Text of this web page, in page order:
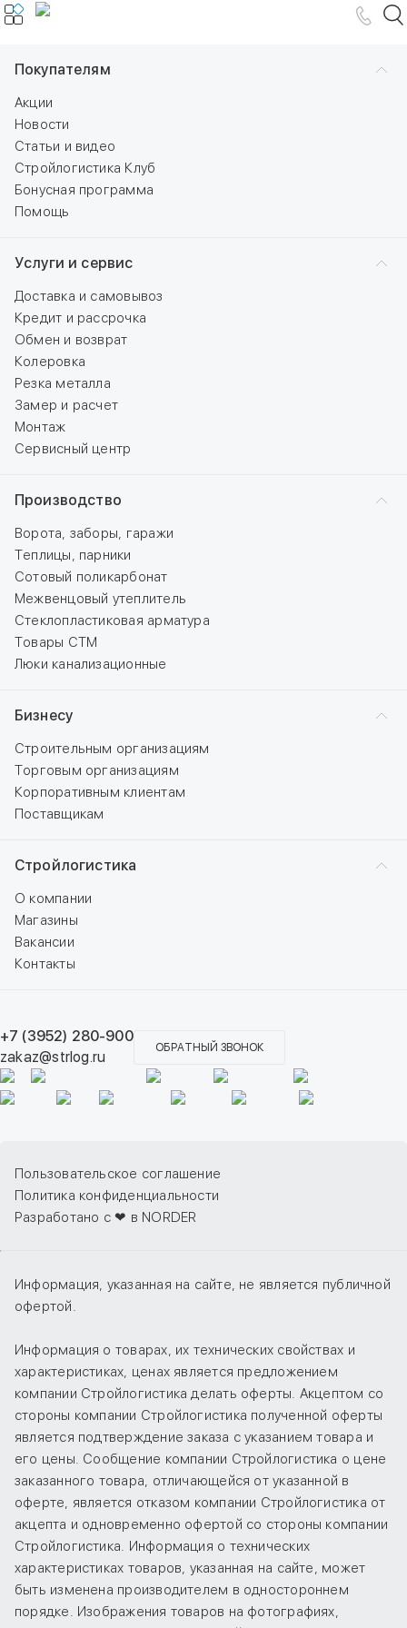
Покупателям
Акции
Новости
Статьи и видео
Стройлогистика Клуб
Бонусная программа
Помощь
Услуги и сервис
Доставка и самовывоз
Кредит и рассрочка
Обмен и возврат
Колеровка
Резка металла
Замер и расчет
Монтаж
Сервисный центр
Производство
Ворота, заборы, гаражи
Теплицы, парники
Сотовый поликарбонат
Межвенцовый утеплитель
Стеклопластиковая арматура
Товары СТМ
Люки канализационные
Бизнесу
Строительным организациям
Торговым организациям
Корпоративным клиентам
Поставщикам
Стройлогистика
О компании
Магазины
Вакансии
Контакты
+7 (3952) 280-900
zakaz@strlog.ru
ОБРАТНЫЙ ЗВОНОК
Пользовательское соглашение
Политика конфиденциальности
Разработано с ❤ в NORDER
Информация, указанная на сайте, не является публичной
офертой.
Информация о товарах, их технических свойствах и
характеристиках, ценах является предложением
компании Стройлогистика делать оферты. Акцептом со
стороны компании Стройлогистика полученной оферты
является подтверждение заказа с указанием товара и
его цены. Сообщение компании Стройлогистика о цене
заказанного товара, отличающейся от указанной в
оферте, является отказом компании Стройлогистика от
акцепта и одновременно офертой со стороны компании
Стройлогистика. Информация о технических
характеристиках товаров, указанная на сайте, может
быть изменена производителем в одностороннем
порядке. Изображения товаров на фотографиях,